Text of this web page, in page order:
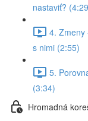
nastaviť?
4. Zmeny
s nimi (2:55)
5.
(3:34)
Hromadná